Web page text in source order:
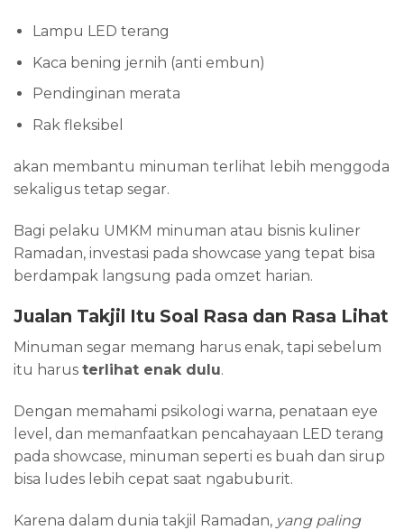
Lampu LED terang
Kaca bening jernih (anti embun)
Pendinginan merata
Rak fleksibel
akan membantu minuman terlihat lebih menggoda
sekaligus tetap segar.
Bagi pelaku UMKM minuman atau bisnis kuliner
Ramadan, investasi pada showcase yang tepat bisa
berdampak langsung pada omzet harian.
Jualan Takjil Itu Soal Rasa dan Rasa Lihat
Minuman segar memang harus enak, tapi sebelum
itu harus terlihat enak dulu.
Dengan memahami psikologi warna, penataan eye
level, dan memanfaatkan pencahayaan LED terang
pada showcase, minuman seperti es buah dan sirup
bisa ludes lebih cepat saat ngabuburit.
Karena dalam dunia takjil Ramadan, yang paling